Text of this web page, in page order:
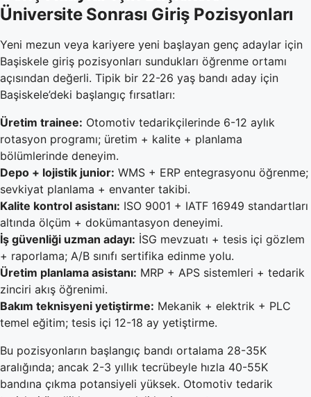
Üniversite Sonrası Giriş Pozisyonları
Yeni mezun veya kariyere yeni başlayan genç adaylar için
Başiskele giriş pozisyonları sundukları öğrenme ortamı
açısından değerli. Tipik bir 22-26 yaş bandı aday için
Başiskele’deki başlangıç fırsatları:
Üretim trainee: Otomotiv tedarikçilerinde 6-12 aylık
rotasyon programı; üretim + kalite + planlama
bölümlerinde deneyim.
Depo + lojistik junior: WMS + ERP entegrasyonu öğrenme;
sevkiyat planlama + envanter takibi.
Kalite kontrol asistanı: ISO 9001 + IATF 16949 standartları
altında ölçüm + dokümantasyon deneyimi.
İş güvenliği uzman adayı: İSG mevzuatı + tesis içi gözlem
+ raporlama; A/B sınıfı sertifika edinme yolu.
Üretim planlama asistanı: MRP + APS sistemleri + tedarik
zinciri akış öğrenimi.
Bakım teknisyeni yetiştirme: Mekanik + elektrik + PLC
temel eğitim; tesis içi 12-18 ay yetiştirme.
Bu pozisyonların başlangıç bandı ortalama 28-35K
aralığında; ancak 2-3 yıllık tecrübeyle hızla 40-55K
bandına çıkma potansiyeli yüksek. Otomotiv tedarik